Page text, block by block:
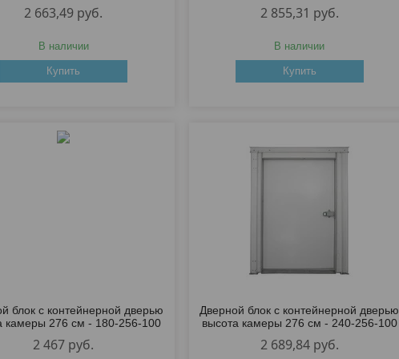
2 663,49 руб.
В наличии
Купить
2 855,31 руб.
В наличии
Купить
блок с контейнерной дверью
камеры 276 см - 180-256-100
2 467 руб.
Дверной блок с контейнерной дверью
высота камеры 276 см - 240-256-100
2 689,84 руб.